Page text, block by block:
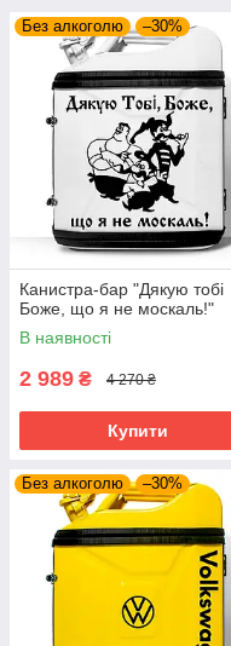
Без алкоголю –30%
Канистра-бар "Дякую тобі
Боже, що я не москаль!"
В наявності
2 989 ₴ 4 270 ₴
Купити
Без алкоголю –30%